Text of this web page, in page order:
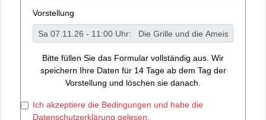
Vorstellung
Bitte füllen Sie das Formular vollständig aus. Wir
speichern Ihre Daten für 14 Tage ab dem Tag der
Vorstellung und löschen sie danach.
Ich akzeptiere die Bedingungen und habe die
Datenschutzerklärung gelesen.